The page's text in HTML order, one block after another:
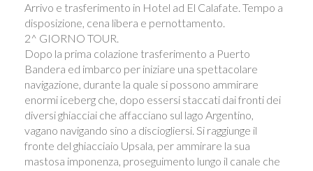
Arrivo e trasferimento in Hotel ad El Calafate. Tempo a
disposizione, cena libera e pernottamento.
2^ GIORNO TOUR.
Dopo la prima colazione trasferimento a Puerto
Bandera ed imbarco per iniziare una spettacolare
navigazione, durante la quale si possono ammirare
enormi iceberg che, dopo essersi staccati dai fronti dei
diversi ghiacciai che affacciano sul lago Argentino,
vagano navigando sino a disciogliersi. Si raggiunge il
fronte del ghiacciaio Upsala, per ammirare la sua
mastosa imponenza, proseguimento lungo il canale che